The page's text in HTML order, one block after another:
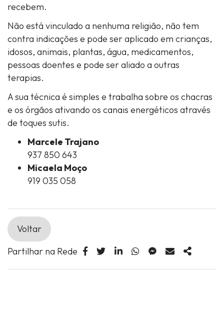
recebem.
Não está vinculado a nenhuma religião, não tem
contra indicações e pode ser aplicado em crianças,
idosos, animais, plantas, água, medicamentos,
pessoas doentes e pode ser aliado a outras
terapias.
A sua técnica é simples e trabalha sobre os chacras
e os órgãos ativando os canais energéticos através
de toques sutis.
Marcele Trajano
937 850 643
Micaela Moço
919 035 058
Voltar
Partilhar na Rede